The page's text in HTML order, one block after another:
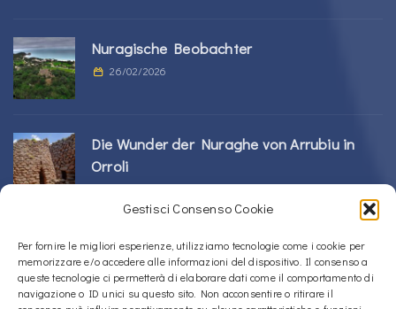
Gestisci Consenso Cookie
Per fornire le migliori esperienze, utilizziamo tecnologie come i cookie per
memorizzare e/o accedere alle informazioni del dispositivo. Il consenso a
queste tecnologie ci permetterà di elaborare dati come il comportamento di
navigazione o ID unici su questo sito. Non acconsentire o ritirare il
Nuragische Beobachter
26/02/2026
Die Wunder der Nuraghe von Arrubiu in
Orroli
24/02/2026
Sos Nurattolos Nuragic-Komplex in Alà dei
Sardi
23/02/2026